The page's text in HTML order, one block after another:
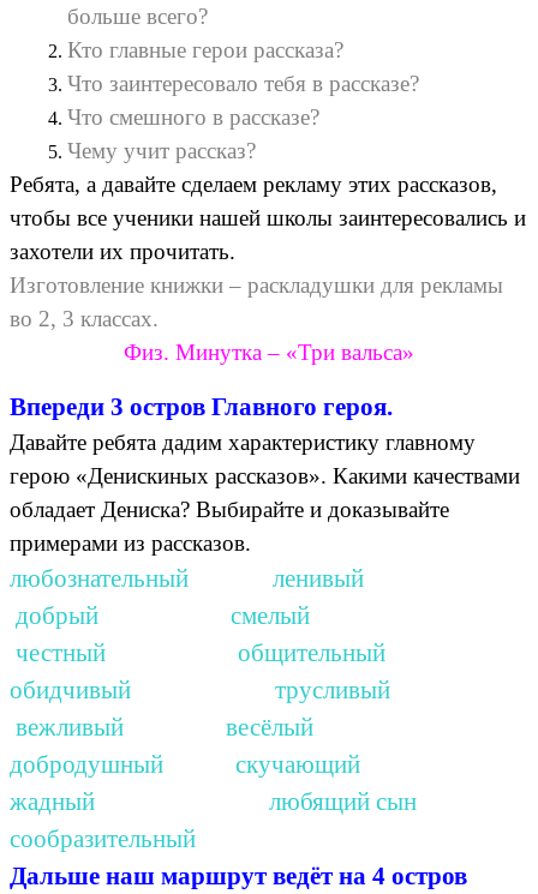
больше всего?
Кто главные герои рассказа?
Что заинтересовало тебя в рассказе?
Что смешного в рассказе?
Чему учит рассказ?
Ребята, а давайте сделаем рекламу этих рассказов,
чтобы все ученики нашей школы заинтересовались и
захотели их прочитать.
Изготовление книжки – раскладушки для рекламы
во 2, 3 классах.
Физ. Минутка – «Три вальса»
Впереди 3 остров Главного героя.
Давайте ребята дадим характеристику главному
герою «Денискиных рассказов». Какими качествами
обладает Дениска? Выбирайте и доказывайте
примерами из рассказов.
любознательный ленивый
добрый смелый
честный общительный
обидчивый трусливый
вежливый весёлый
добродушный скучающий
жадный любящий сын
сообразительный
Дальше наш маршрут ведёт на 4 остров